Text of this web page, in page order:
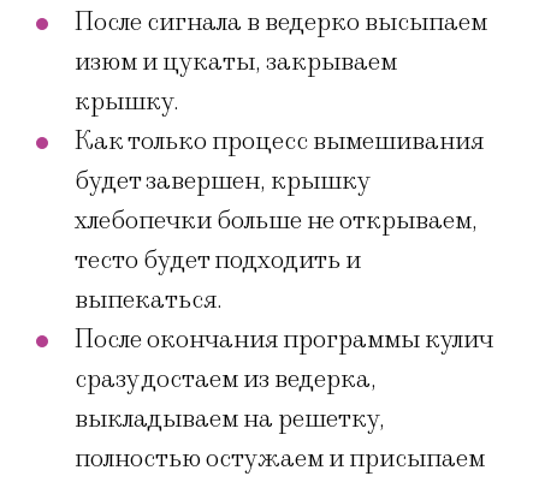
После сигнала в ведерко высыпаем
изюм и цукаты, закрываем
крышку.
Как только процесс вымешивания
будет завершен, крышку
хлебопечки больше не открываем,
тесто будет подходить и
выпекаться.
После окончания программы кулич
сразу достаем из ведерка,
выкладываем на решетку,
полностью остужаем и присыпаем